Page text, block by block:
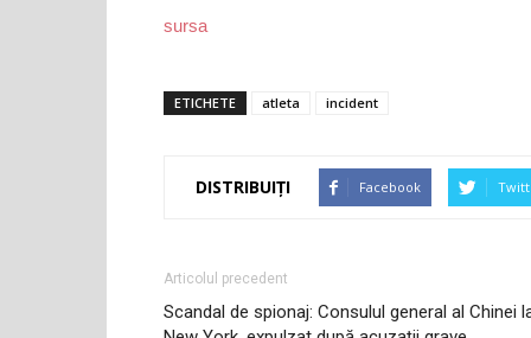
sursa
ETICHETE atleta incident
DISTRIBUIȚI Facebook
Articolul precedent
Scandal de spionaj: Consulul general al Chinei